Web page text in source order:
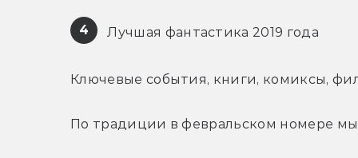
4 Лучшая фантастика 2019 года
Ключевые события, книги, комиксы,
По традиции в февральском номере